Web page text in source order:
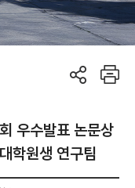
우수발표 논문상
학원생 연구팀